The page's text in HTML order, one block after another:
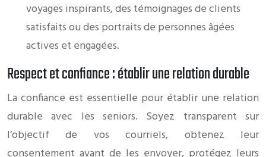
voyages inspirants, des témoignages de clients
satisfaits ou des portraits de personnes âgées
actives et engagées.
Respect et confiance : établir une relation durable
La confiance est essentielle pour établir une relation
durable avec les seniors. Soyez transparent sur
l’objectif de vos courriels, obtenez leur